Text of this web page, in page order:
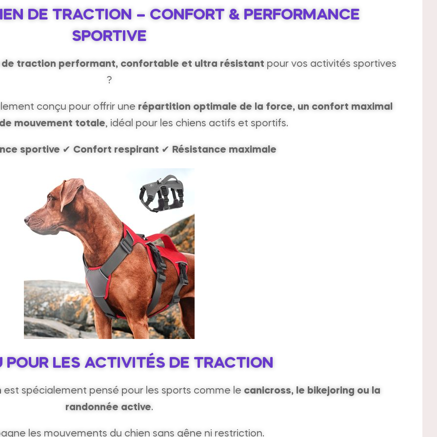
DE TRACTION – CONFORT & PERFORMANCE
SPORTIVE
de traction performant, confortable et ultra résistant pour vos activités sportives
?
conçu pour offrir une répartition optimale de la force, un confort maximal
mouvement totale, idéal pour les chiens actifs et sportifs.
sportive ✔ Confort respirant ✔ Résistance maximale
POUR LES ACTIVITÉS DE TRACTION
est spécialement pensé pour les sports comme le canicross, le bikejoring ou la
randonnée active.
les mouvements du chien sans gêne ni restriction.